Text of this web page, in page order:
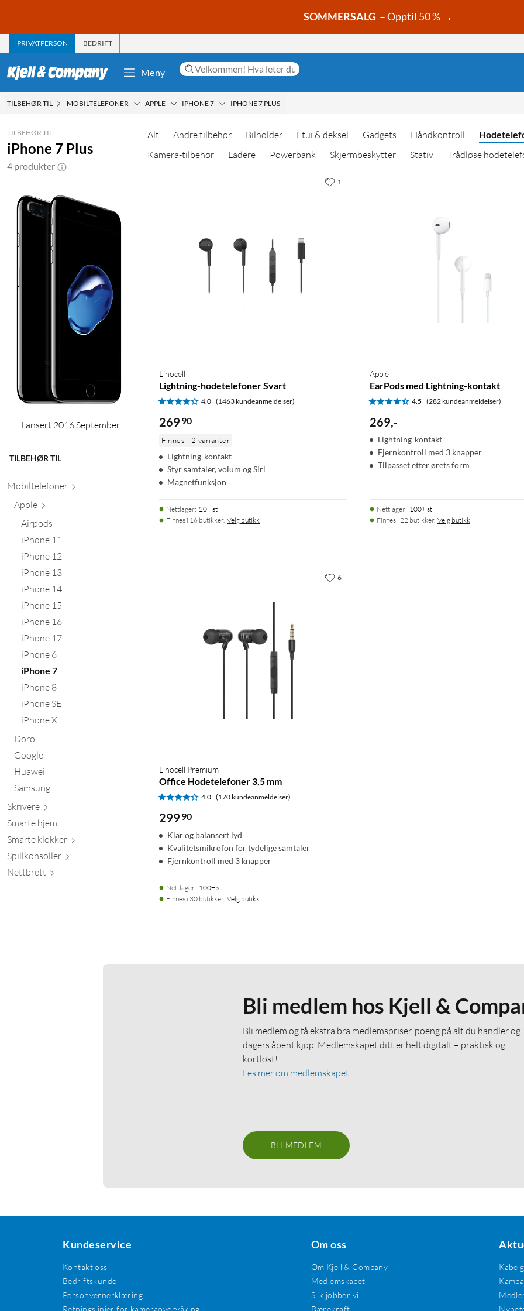
SOMMERSALG – Opptil 50 % →
PRIVATPERSON BEDRIFT
Meny
TILBEHØR TIL MOBILTELEFONER APPLE IPHONE 7 IPHONE 7 PLUS
TILBEHØR TIL:
iPhone 7 Plus
4 produkter
Lansert 2016 September
TILBEHØR TIL
Mobiltelefoner
Apple
Airpods
iPhone 11
iPhone 12
iPhone 13
iPhone 14
iPhone 15
iPhone 16
iPhone 17
iPhone 6
iPhone 7
iPhone 8
iPhone SE
iPhone X
Doro
Google
Huawei
Samsung
Skrivere
Smarte hjem
Smarte klokker
Spillkonsoller
Nettbrett
Alt Andre tilbehør Bilholder Etui & deksel Gadgets Håndkontroll
Kamera-tilbehør
Ladere Powerbank Skjermbeskytter Stativ Trådløse
Linocell
Lightning-hodetelefoner Svart
4.0 (1463 kundeanmeldelser)
269 90
Finnes i 2 varianter
Lightning-kontakt
Styr samtaler, volum og Siri
Magnetfunksjon
Nettlager: 20+ st
Finnes i 16 butikker. Velg butikk
1
Apple
EarPods med Lightning-kontakt
4.5 (282 kundeanmeldelser)
269,-
Lightning-kontakt
Fjernkontroll med 3 knapper
Tilpasset etter ørets form
Nettlager: 100+ st
Finnes i 22 butikker. Velg butikk
Linocell Premium
Office Hodetelefoner 3,5 mm
4.0 (170 kundeanmeldelser)
299 90
Klar og balansert lyd
Kvalitetsmikrofon for tydelige samtaler
Fjernkontroll med 3 knapper
Nettlager: 100+ st
Finnes i 30 butikker. Velg butikk
6
Bli medlem hos Kjell &
Bli medlem og få ekstra bra medlemspriser, poeng på alt du handler og
dagers åpent kjøp. Medlemskapet ditt er helt digitalt – praktisk og
kortløst!
Les mer om medlemskapet
BLI MEDLEM
Kundeservice
Kontakt oss
Bedriftskunde
Personvernerklæring
Retningslinjer for kameraovervåking
Om oss
Om Kjell & Company
Medlemskapet
Slik jobber vi
Bærekraft